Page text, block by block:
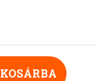
KOSÁRBA